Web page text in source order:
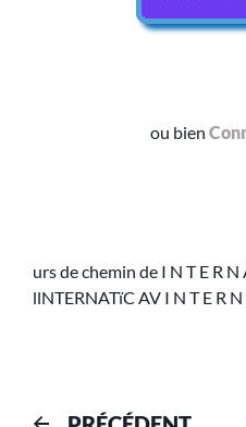
ou bien
urs de chemin de I N T E R
llNTERNATïC AV I N T E R N